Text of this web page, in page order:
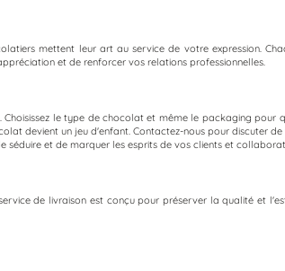
mettent leur art au service de votre expression.
et de renforcer vos relations professionnelles.
le type de chocolat et même le packaging pour
devient un jeu d'enfant. Contactez-nous pour discuter
séduire et de marquer les esprits de vos clients et
de livraison est conçu pour préserver la qualité et